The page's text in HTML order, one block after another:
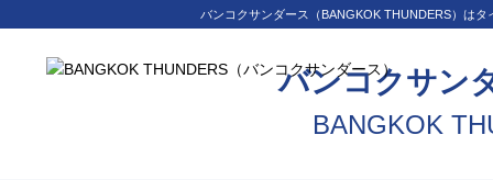
バンコクサンダース（BANGKOK THUNDERS）は
バンコクサン
BANGKOK